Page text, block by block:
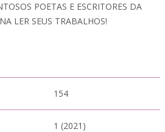
POETAS E ESCRITORES DA
LER SEUS TRABALHOS!
154
1 (2021)